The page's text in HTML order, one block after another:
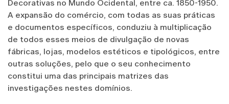
Decorativas no Mundo Ocidental, entre ca. 1850-1950.
A expansão do comércio, com todas as suas práticas
e documentos específicos, conduziu à multiplicação
de todos esses meios de divulgação de novas
fábricas, lojas, modelos estéticos e tipológicos, entre
outras soluções, pelo que o seu conhecimento
constitui uma das principais matrizes das
investigações nestes domínios.